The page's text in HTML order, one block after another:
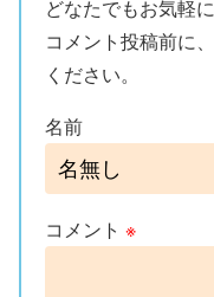
どなたでもお気軽
コメント投稿前に、
ください。
名前
コメント ※